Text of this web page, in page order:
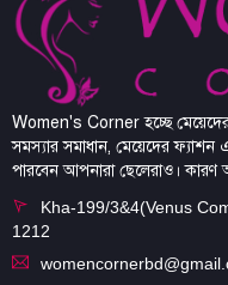
Women's Corner হচ্ছে মেয়েদের
সমস্যার সমাধান, মেয়েদের ফ্যাশন
পারবেন আপনারা ছেলেরাও। কারণ
Kha-199/3&4(Venus
1212